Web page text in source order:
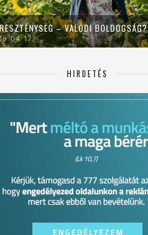
– VALÓDI BOLDOGSÁG?
04. 17.
HIRDETÉS